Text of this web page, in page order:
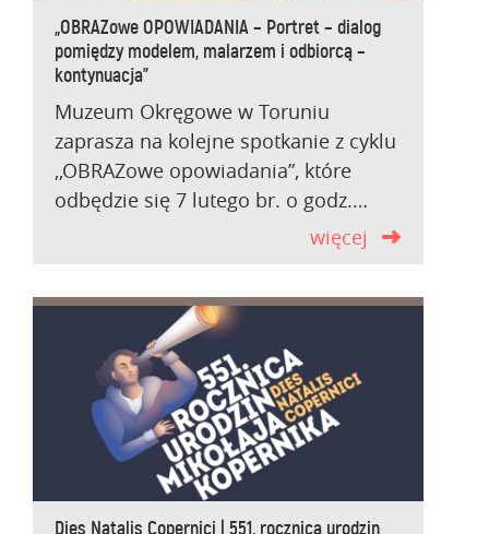
„OBRAZowe OPOWIADANIA – Portret – dialog
pomiędzy modelem, malarzem i odbiorcą –
kontynuacja”
Muzeum Okręgowe w Toruniu
zaprasza na kolejne spotkanie z cyklu
,,OBRAZowe opowiadania”, które
odbędzie się 7 lutego br. o godz.…
więcej
Dies Natalis Copernici | 551. rocznica urodzin